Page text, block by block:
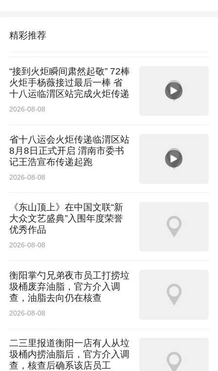
精彩推荐
“接到火炬瞬间肃然起敬” 72棒
火炬手杨薇接过最后一棒 省
十八运临渭区站完成火炬传递
2026-08-08
省十八运会火炬传递临渭区站
8月8日正式开启 渭南市委书
记王浩宣布传递起跑
2026-08-08
《东山顶上》在中国文联“新
大众文艺盛典”入围年度荣誉
优秀作品
2026-08-08
衡阳掌勺兄弟夜市员工打捞垃
圾桶废弃油脂，官方介入调
查，油脂去向仍在核查
2026-08-08
二三里报道衡阳一店有人从垃
圾桶内捞油脂后，官方介入调
查，核查后确系该店员工